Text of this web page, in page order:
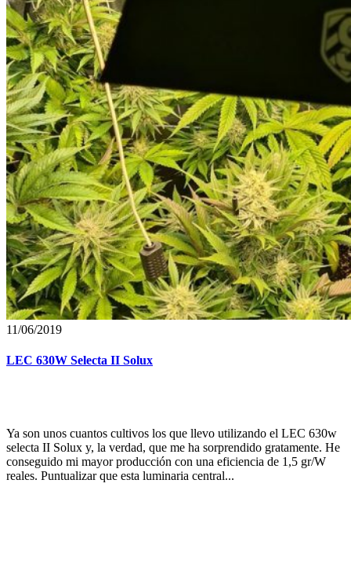
11/06/2019
LEC 630W Selecta II Solux
Ya son unos cuantos cultivos los que llevo utilizando el LEC 630w
selecta II Solux y, la verdad, que me ha sorprendido gratamente. He
conseguido mi mayor producción con una eficiencia de 1,5 gr/W
reales. Puntualizar que esta luminaria central...